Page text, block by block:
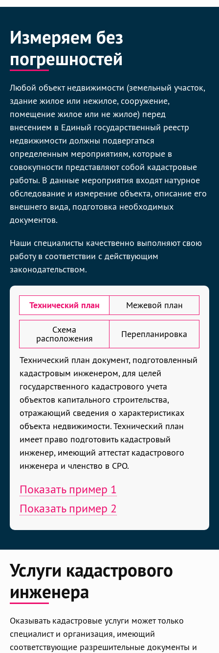
Измеряем без
погрешностей
Любой объект недвижимости (земельный участок,
здание жилое или нежилое, сооружение,
помещение жилое или не жилое) перед
внесением в Единый государственный реестр
недвижимости должны подвергаться
определенным мероприятиям, которые в
совокупности представляют собой кадастровые
работы. В данные мероприятия входят натурное
обследование и измерение объекта, описание его
внешнего вида, подготовка необходимых
документов.
Наши специалисты качественно выполняют свою
работу в соответствии с действующим
законодательством.
Технический план Межевой план
Схема
расположения Перепланировка
Технический план документ, подготовленный
кадастровым инженером, для целей
государственного кадастрового учета
объектов капитального строительства,
отражающий сведения о характеристиках
объекта недвижимости. Технический план
имеет право подготовить кадастровый
инженер, имеющий аттестат кадастрового
инженера и членство в СРО.
Показать пример 1
Показать пример 2
Услуги кадастрового
инженера
Оказывать кадастровые услуги может только
специалист и организация, имеющий
соответствующие разрешительные документы и